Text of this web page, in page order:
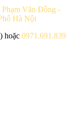
Văn Đồng -
Hà Nội
hoặc 0971.691.839